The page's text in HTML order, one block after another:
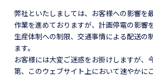
弊社といたしましては、お客様への影響を
作業を進めておりますが、計画停電の影響
生産体制への制限、交通事情による配送の
ます。
お客様には大変ご迷惑をお掛けしますが、
第、このウェブサイト上において速やかに